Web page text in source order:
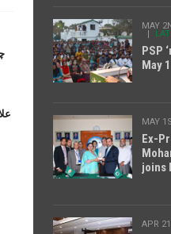
MAY
PSP
May
MAY
Ex-
joins
APR